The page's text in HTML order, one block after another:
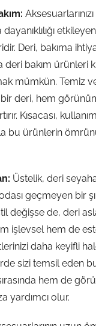
Aksesuarlarınızı
dayanıklılığı
Deri, bakıma
deri bakım ürünleri
mümkün. Temiz
deri, hem
Kısacası, kullanım
bu ürünlerin
Üstelik, deri
geçmeyen bir
değişse de, deri
işlevsel hem de
daha keyifli
sizi temsil eden
hem de
yardımcı olur.